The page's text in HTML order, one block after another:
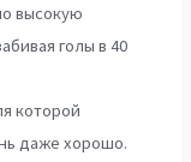
высокую
голы в 40
которой
даже хорошо.